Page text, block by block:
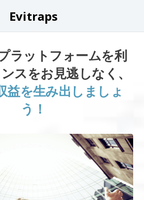
Evitraps
ラットフォームを利
スをお見逃しなく、
益を生み出しましょ
う！